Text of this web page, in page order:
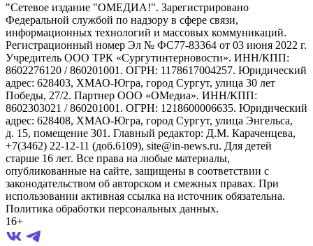
"Сетевое издание "ОМЕДИА!". Зарегистрировано
Федеральной службой по надзору в сфере связи,
информационных технологий и массовых коммуникаций.
Регистрационный номер Эл № ФС77-83364 от 03 июня 2022 г.
Учредитель ООО ТРК «Сургутинтерновости». ИНН/КПП:
8602276120 / 860201001. ОГРН: 1178617004257. Юридический
адрес: 628403, ХМАО-Югра, город Сургут, улица 30 лет
Победы, 27/2. Партнер ООО «ОМедиа». ИНН/КПП:
8602303021 / 860201001. ОГРН: 1218600006635. Юридический
адрес: 628408, ХМАО-Югра, город Сургут, улица Энгельса,
д. 15, помещение 301. Главный редактор: Д.М. Караченцева,
+7(3462) 22-12-11 (доб.6109), site@in-news.ru. Для детей
старше 16 лет. Все права на любые материалы,
опубликованные на сайте, защищены в соответствии с
законодательством об авторском и смежных правах. При
использовании активная ссылка на источник обязательна.
Политика обработки персональных данных.
16+